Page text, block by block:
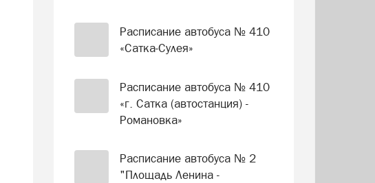
Расписание автобуса № 410
«Сатка-Сулея»
Расписание автобуса № 410
«г. Сатка (автостанция) -
Романовка»
Расписание автобуса № 2
"Площадь Ленина -